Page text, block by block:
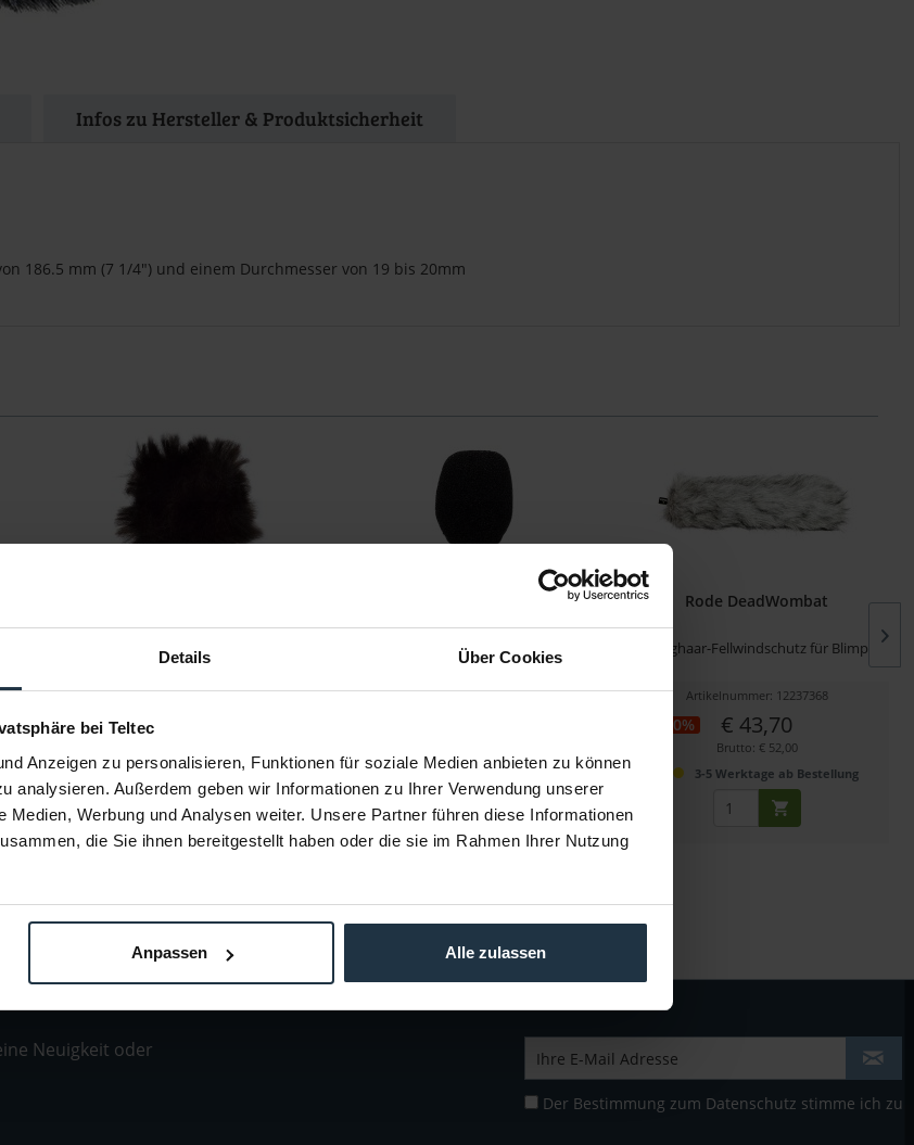
Details Über Cookies
bei Teltec
Anzeigen zu personalisieren, Funktionen für soziale Medien anbieten zu können
analysieren. Außerdem geben wir Informationen zu Ihrer Verwendung unserer
Medien, Werbung und Analysen weiter. Unsere Partner führen diese Informationen
die Sie ihnen bereitgestellt haben oder die sie im Rahmen Ihrer Nutzung
Anpassen Alle zulassen
Infos zu Hersteller & Produktsicherheit
186.5 mm (7 1/4") und einem Durchmesser von 19 bis 20mm
Ersatzfellwindschutz für Lavalier (3er-
Pack), schwarz
Artikelnummer: 12253066
-32% € 12,03
sofort ab Lager
Ersatz-Popschutz für Lavalier (3er-Pack),
schwarz
Artikelnummer: 12253067
sofort ab Lager
Rode DeadWombat
Langhaar-Fellwindschutz für Blimp
Artikelnummer: 12237368
-20% € 43,70
Brutto: € 52,00
3-5 Werktage ab Bestellung
Neuigkeit oder
Der Bestimmung zum Datenschutz stimme ich zu